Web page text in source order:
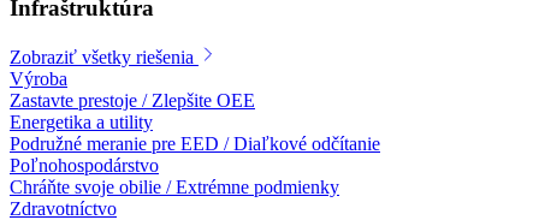
Infraštruktúra
Zobraziť všetky riešenia
Výroba
Zastavte prestoje / Zlepšite OEE
Energetika a utility
Podružné meranie pre EED / Diaľkové odčítanie
Poľnohospodárstvo
Chráňte svoje obilie / Extrémne podmienky
Zdravotníctvo